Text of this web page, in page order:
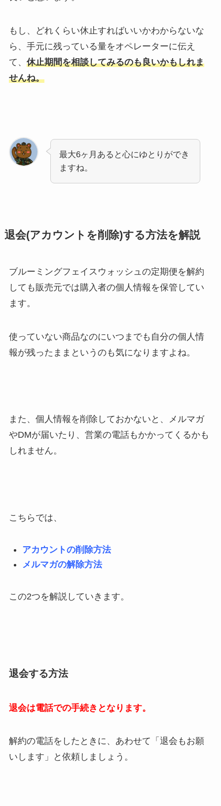
もし、どれくらい休止すればいいかわからないな
ら、手元に残っている量をオペレーターに伝え
て、 休止期間を相談してみるのも良いかもしれま
せんね。
最大6ヶ月あると心にゆとりができ
ますね。
退会(アカウントを削除)する方法を解説
ブルーミングフェイスウォッシュの定期便を解約
しても販売元では購入者の個人情報を保管してい
ます。
使っていない商品なのにいつまでも自分の個人情
報が残ったままというのも気になりますよね。
また、個人情報を削除しておかないと、メルマガ
やDMが届いたり、営業の電話もかかってくるかも
しれません。
こちらでは、
アカウントの削除方法
メルマガの解除方法
この2つを解説していきます。
退会する方法
退会は電話での手続きとなります。
解約の電話をしたときに、あわせて「退会もお願
いします」と依頼しましょう。